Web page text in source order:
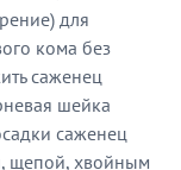
для
кома без
саженец
шейка
саженец
щепой, хвойным